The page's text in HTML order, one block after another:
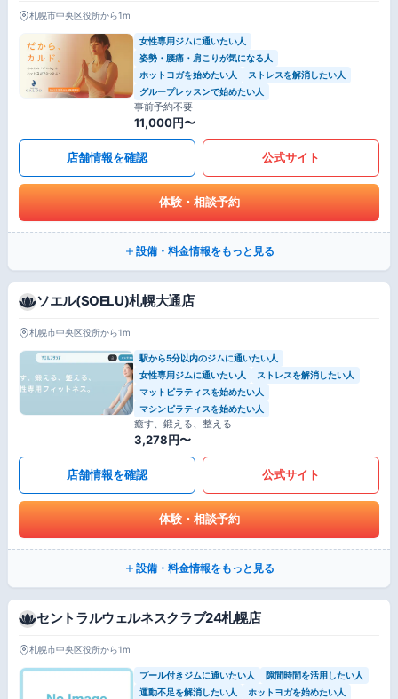
札幌市中央区役所から1m
女性専用ジムに通いたい人
姿勢・腰痛・肩こりが気になる人
ホットヨガを始めたい人
ストレスを解消したい人
グループレッスンで始めたい人
事前予約不要
11,000円〜
店舗情報を確認 公式サイト
体験・相談予約
設備・料金情報をもっと見る
ソエル(SOELU)札幌大通店
札幌市中央区役所から1m
駅から5分以内のジムに通いたい人
女性専用ジムに通いたい人
ストレスを解消したい人
マットピラティスを始めたい人
マシンピラティスを始めたい人
癒す、鍛える、整える
3,278円〜
店舗情報を確認 公式サイト
体験・相談予約
設備・料金情報をもっと見る
セントラルウェルネスクラブ24札幌店
札幌市中央区役所から1m
プール付きジムに通いたい人
隙間時間を活用したい人
運動不足を解消したい人
ホットヨガを始めたい人